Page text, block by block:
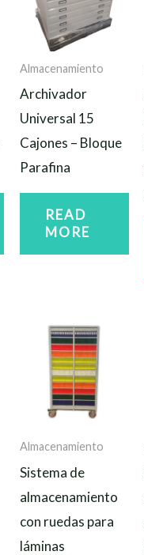
Almacenamiento
Archivador
Universal 15
Cajones – Bloque
Parafina
READ
MORE
Almacenamiento
Sistema de
almacenamiento
con ruedas para
láminas